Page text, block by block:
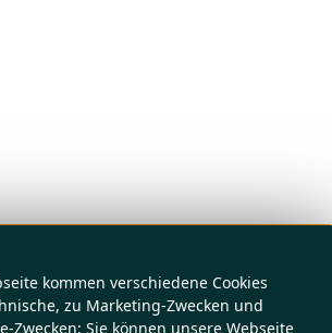
kommen verschiedene Cookies
zu Marketing-Zwecken und
Zwecken; Sie können unsere Webseite